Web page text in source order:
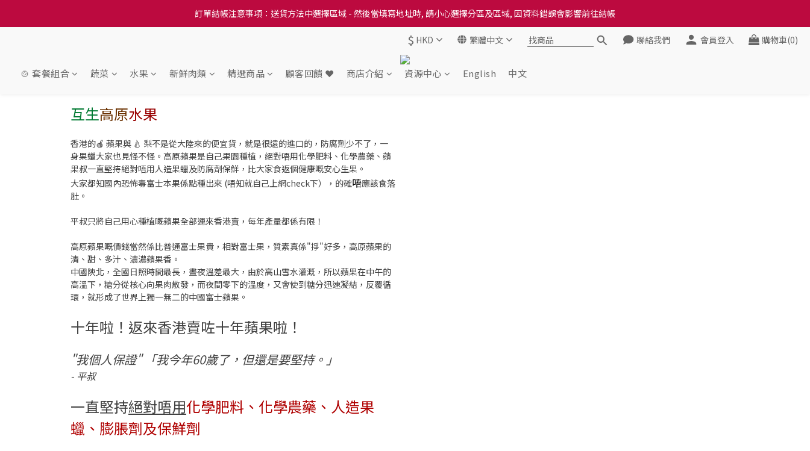
訂單結帳注意事項：送貨方法中選擇區域 - 然後當填寫地址時, 請小心選擇分區及區域, 因資料錯誤會影響前往結帳
訂單結帳注意事項：送貨方法中選擇區域 - 然後當填寫地址時, 請小心選擇分區及區域, 因資料錯誤會影響前往結帳
隆重推出本地培育田香雞、金棠雞、粵皇鷄及平原雞等，想食靚雞就要嚟《餸您健康》
訂單結帳注意事項：送貨方法中選擇區域 - 然後當填寫地址時, 請小心選擇分區及區域, 因資料錯誤會影響前往結帳
$ HKD 繁體中文 聯絡我們 會員登入 購物車(0)
🍲 套餐組合 蔬菜 水果 新鮮肉類 精選商品 顧客回饋 ❤️ 商店介紹 資源中心 English 中文
互生高原水果
香港的🍎 蘋果與 🍐 梨不是從大陸來的便宜貨，就是很遠的進口的，防腐劑少不了，一
身果蠟大家也見怪不怪。高原蘋果是自己果園種植，絕對唔用化學肥料、化學農藥、蘋
果叔一直堅持絕對唔用人造果蠟及防腐劑保鮮，比大家食返個健康嘅安心生果。
大家都知國內恐怖毒富士本果係點種出來 (唔知就自己上網check下），的確唔應該食落
肚。
平叔只將自己用心種植嘅蘋果全部運來香港賣，每年產量都係有限！
高原蘋果嘅價錢當然係比普通富士果貴，相對富士果，質素真係"掙"好多，高原蘋果的
清、甜、多汁、濃濃蘋果香。
中國陝北，全國日照時間最長，晝夜溫差最大，由於高山雪水灌溉，所以蘋果在中午的
高溫下，糖分從核心向果肉散發，而夜間零下的溫度，又會使到糖分迅速凝結，反覆循
環，就形成了世界上獨一無二的中國富士蘋果。
十年啦！返來香港賣咗十年蘋果啦！
"我個人保證" 「我今年60歲了，但還是要堅持。」
- 平叔
一直堅持絕對唔用化學肥料、化學農藥、人造果
蠟、膨脹劑及保鮮劑